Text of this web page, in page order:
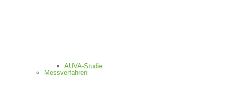
AUVA-Studie
Messverfahren